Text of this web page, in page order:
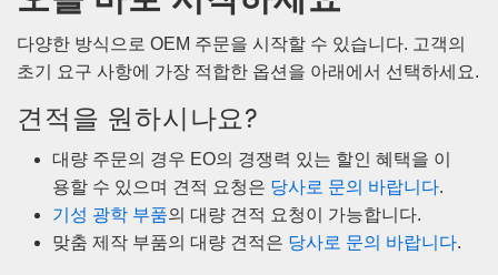
다양한 방식으로 OEM 주문을 시작할 수 있습니다. 고객의
초기 요구 사항에 가장 적합한 옵션을 아래에서 선택하세요.
견적을 원하시나요?
대량 주문의 경우 EO의 경쟁력 있는 할인 혜택을 이
용할 수 있으며 견적 요청은 당사로 문의 바랍니다.
기성 광학 부품의 대량 견적 요청이 가능합니다.
맞춤 제작 부품의 대량 견적은 당사로 문의 바랍니다.